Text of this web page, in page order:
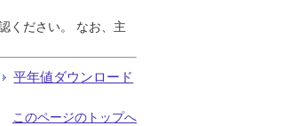
ください。 なお、主
平年値ダウンロード
このページのトップへ